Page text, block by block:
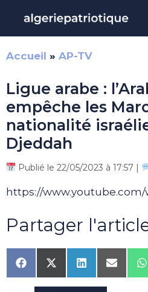
contenu
Accueil » AP-TV
Ligue arabe :
empêche les
nationalité
Djeddah
Publié le 22/05/2023 à 17:57 |
https://www.youtube.com/
Partager
Share
on
Facebook
Share
on
X
Share
on
LinkedIn
Share
on